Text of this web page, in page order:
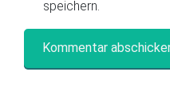
speichern.